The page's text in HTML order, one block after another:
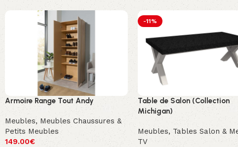
Armoire Range Tout Andy
Meubles, Meubles Chaussures &
Petits Meubles
149.00€
-11%
Table de Salon (Collection
Michigan)
Meubles, Tables Salon &
TV